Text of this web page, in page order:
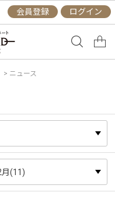
会員登録 ログイン
> ニュース